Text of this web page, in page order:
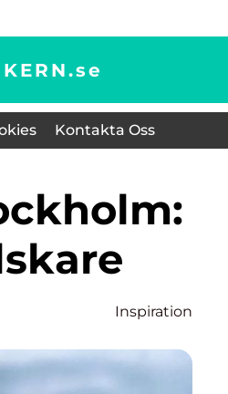
se
Kontakta Oss
Inspiration